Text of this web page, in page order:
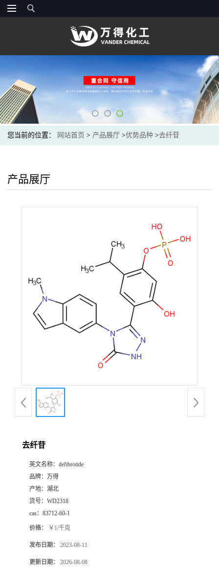
您当前的位置： 网站首页 > 产品展厅 >优势品种 >去纤苷
产品展厅
去纤苷
英文名称： defibrotide
品牌： 万得
产地： 湖北
货号： WD2318
cas： 83712-60-1
价格： ￥1/千克
发布日期： 2023-08-11
更新日期： 2026-08-08